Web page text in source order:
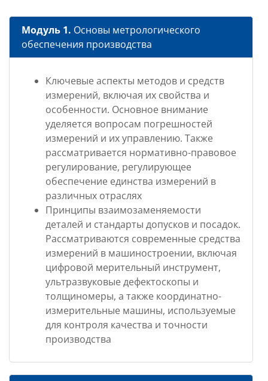
Модуль 1. Основы метрологического
обеспечения производства
Ключевые аспекты методов и средств
измерений, включая их свойства и
особенности. Основное внимание
уделяется вопросам погрешностей
измерений и их управлению. Также
рассматривается нормативно-правовое
регулирование, регулирующее
обеспечение единства измерений в
различных отраслях
Принципы взаимозаменяемости
деталей и стандарты допусков и посадок.
Рассматриваются современные средства
измерений в машиностроении, включая
цифровой мерительный инструмент,
ультразвуковые дефектоскопы и
толщиномеры, а также координатно-
измерительные машины, используемые
для контроля качества и точности
производства